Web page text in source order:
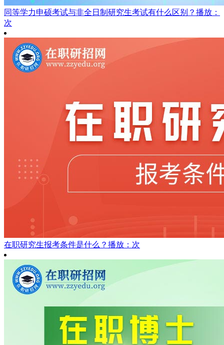
同等学力申硕考试与非全日制研究生考试有什么区别？ 播放：
次
在职研究生报考条件是什么？ 播放：次